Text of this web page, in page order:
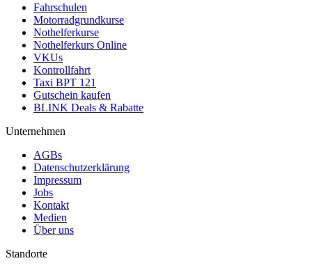
Fahrschulen
Motorradgrundkurse
Nothelferkurse
Nothelferkurs Online
VKUs
Kontrollfahrt
Taxi BPT 121
Gutschein kaufen
BLINK Deals & Rabatte
Unternehmen
AGBs
Datenschutzerklärung
Impressum
Jobs
Kontakt
Medien
Über uns
Standorte